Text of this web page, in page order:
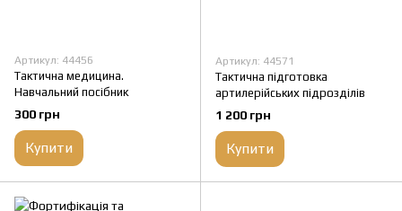
Артикул: 44456
Тактична медицина.
Навчальний посібник
300 грн
Купити
Артикул: 44571
Тактична підготовка
артилерійських підрозділів
1 200 грн
Купити